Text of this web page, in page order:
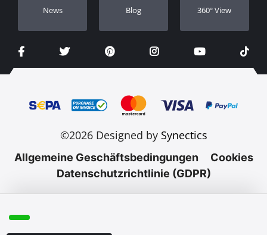
Νews Blog 360º View
©2026 Designed by Synectics
Allgemeine Geschäftsbedingungen
Cookies
Datenschutzrichtlinie (GDPR)